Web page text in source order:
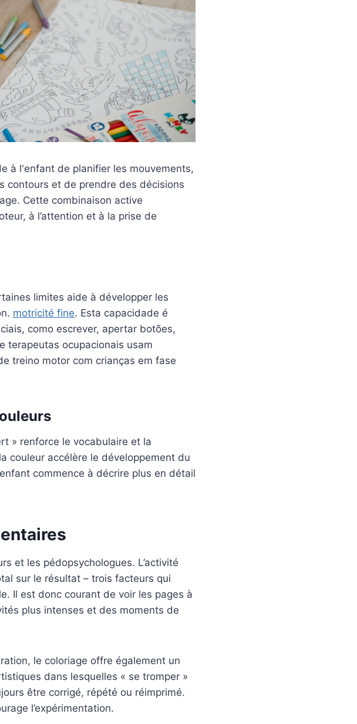
à l'enfant de planifier les mouvements,
contours et de prendre des décisions
Cette combinaison active
à l’attention et à la prise de
limites aide à développer les
motricité fine. Esta capacidade é
como escrever, apertar botões,
terapeutas ocupacionais usam
treino motor com crianças em fase
» renforce le vocabulaire et la
couleur accélère le développement du
commence à décrire plus en détail
et les pédopsychologues. L’activité
sur le résultat – trois facteurs qui
Il est donc courant de voir les pages à
plus intenses et des moments de
le coloriage offre également un
dans lesquelles « se tromper »
être corrigé, répété ou réimprimé.
l’expérimentation.